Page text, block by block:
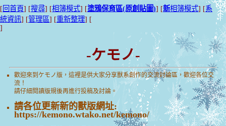
[ 回首頁] [搜尋] [相簿模式] [塗鴉保育區(原創貼圖)] [新相簿模式] [系
統資訊] [管理區] [重新整理] [
]
-ケモノ-
歡迎來到ケモノ版，這裡是供大家分享獸系創作的交流討論區，歡迎各位交
流！
請仔細閱讀版規後再進行投稿及討論。
請各位更新新的獸版網址:
https://kemono.wtako.net/kemono/